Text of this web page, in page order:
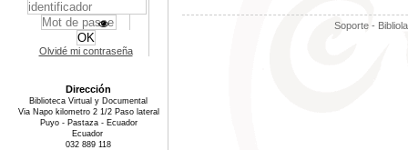
Soporte -
Olvidé mi contraseña
Dirección
Biblioteca Virtual y Documental
Via Napo kilometro 2 1/2 Paso lateral
Puyo - Pastaza - Ecuador
Ecuador
032 889 118